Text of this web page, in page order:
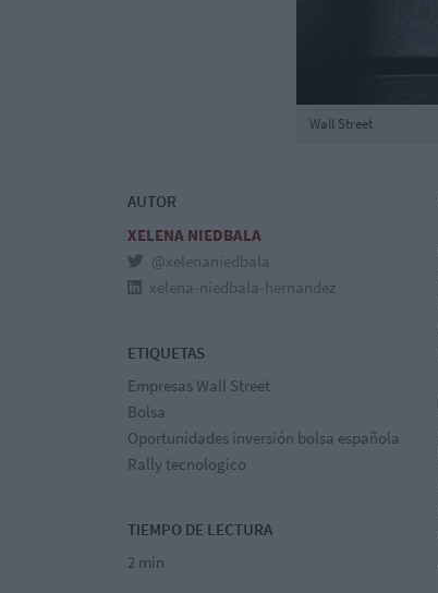
Wall Street
AUTOR
XELENA NIEDBALA
@xelenaniedbala
xelena-niedbala-hernandez
ETIQUETAS
Empresas Wall Street
Bolsa
Oportunidades inversión bolsa española
Rally tecnologico
TIEMPO DE LECTURA
2 min